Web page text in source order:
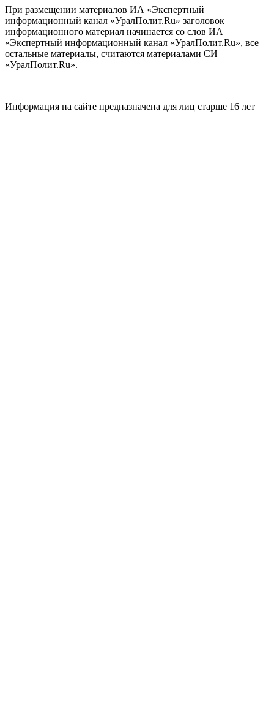
При размещении материалов ИА «Экспертный
информационный канал «УралПолит.Ru» заголовок
информационного материал начинается со слов ИА
«Экспертный информационный канал «УралПолит.Ru», все
остальные материалы, считаются материалами СИ
«УралПолит.Ru».
Информация на сайте предназначена для лиц старше 16 лет